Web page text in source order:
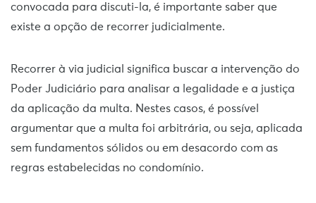
convocada para discuti-la, é importante saber que
existe a opção de recorrer judicialmente.
Recorrer à via judicial significa buscar a intervenção do
Poder Judiciário para analisar a legalidade e a justiça
da aplicação da multa. Nestes casos, é possível
argumentar que a multa foi arbitrária, ou seja, aplicada
sem fundamentos sólidos ou em desacordo com as
regras estabelecidas no condomínio.